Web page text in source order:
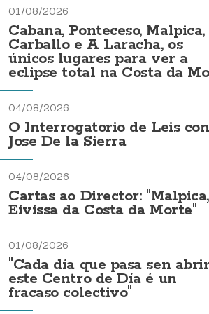
01/08/2026
Cabana, Ponteceso, Malpica,
Carballo e A Laracha, os
únicos lugares para ver a
eclipse total na Costa da
04/08/2026
O Interrogatorio de Leis
Jose De la Sierra
04/08/2026
Cartas ao Director:
Eivissa da Costa da Morte"
01/08/2026
"Cada día que pasa sen
este Centro de Día é un
fracaso colectivo"